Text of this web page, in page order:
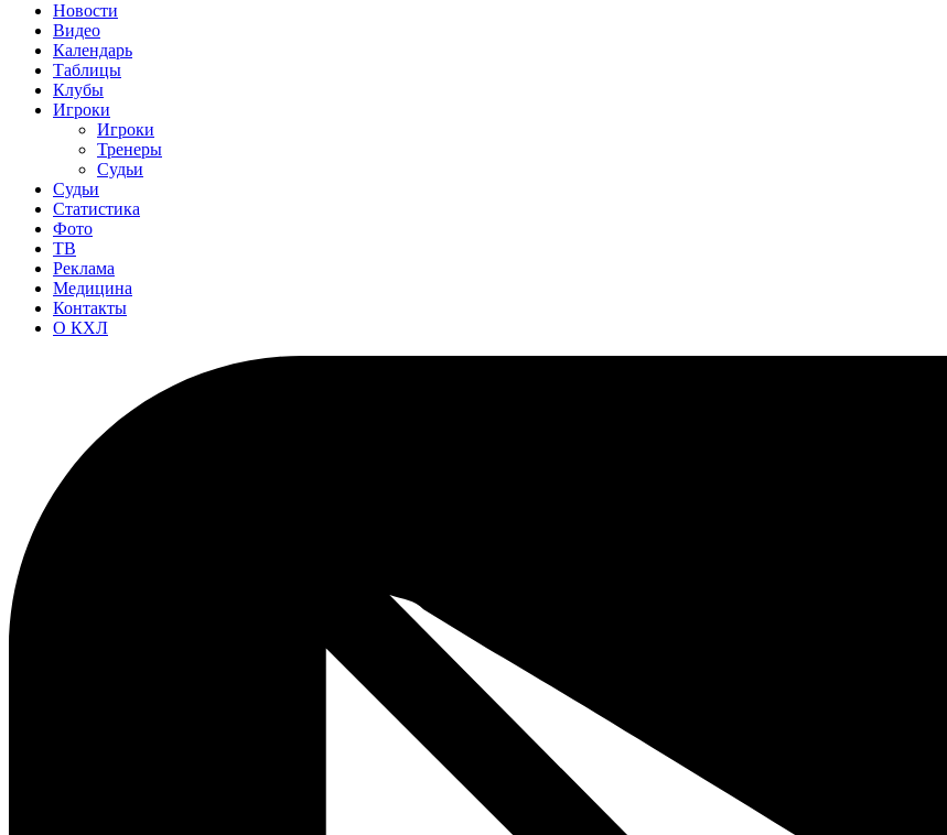
Новости
Видео
Календарь
Таблицы
Клубы
Игроки
Игроки
Тренеры
Судьи
Судьи
Статистика
Фото
ТВ
Реклама
Медицина
Контакты
О КХЛ